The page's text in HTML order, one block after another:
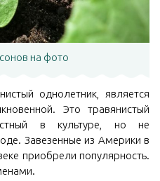
на фото
однолетник, является
Это травянистый
в культуре, но не
Завезенные из Америки в
приобрели популярность.